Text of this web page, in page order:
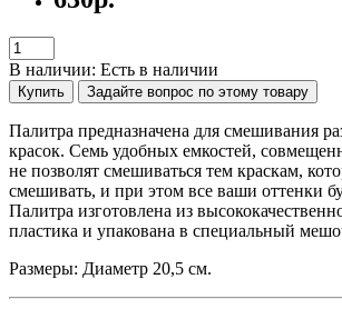
В наличии: Есть в наличии
Купить Задайте вопрос по этому товару
Палитра предназначена для смешивания
красок. Семь удобных емкостей,
не позволят смешиваться тем краскам,
смешивать, и при этом все ваши оттенки
Палитра изготовлена из
пластика и упакована в специальный
Размеры: Диаметр 20,5 см.